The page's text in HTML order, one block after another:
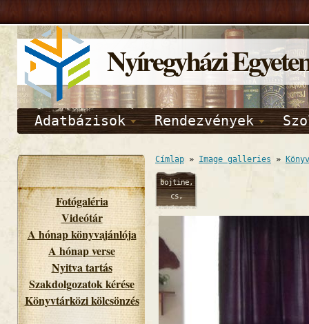
Nyíregyházi
Adatbázisok Rendezvények
Fotógaléria
Videótár
A hónap könyvajánlója
A hónap verse
Nyitva tartás
Szakdolgozatok kérése
Könyvtárközi kölcsönzés
Címlap » Image galleries »
bojtine,
cs,
10/09/2014